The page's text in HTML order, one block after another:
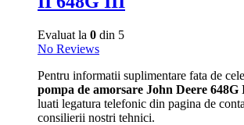
Evaluat la 0 din 5
No Reviews
Pentru informatii suplimentare fata de
pompa de amorsare John Deere
luati legatura telefonic din pagina de
consilierii nostri tehnici.